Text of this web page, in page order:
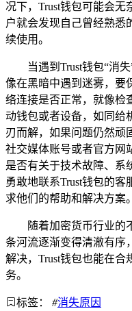
况下，Trust钱包可能会无
户就会发现自己曾经熟悉
续使用。
当遇到Trust钱包“消
像在黑暗中遇到迷雾，要
络连接是否正常，就像检
动钱包或者设备，如同给
刃而解，如果问题仍然顽
社交媒体账号或者官方网
是否有关于技术故障、系
勇敢地联系Trust钱包的
求他们的帮助和解决方案。
随着加密货币行业的
条河流逐渐变得清澈有序
解决，Trust钱包也能在
务。
标签： #消失原因